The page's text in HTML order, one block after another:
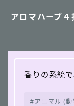
アロマハーブ
香りの系統
アニマル (動